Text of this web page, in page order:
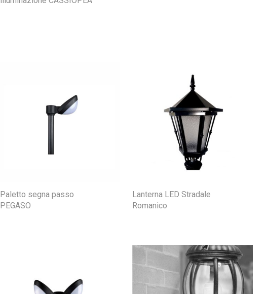
Paletto segna passo
PEGASO
Lanterna LED Stradale
Romanico